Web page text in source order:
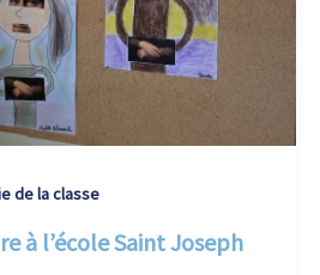
de la classe
à l’école Saint Joseph